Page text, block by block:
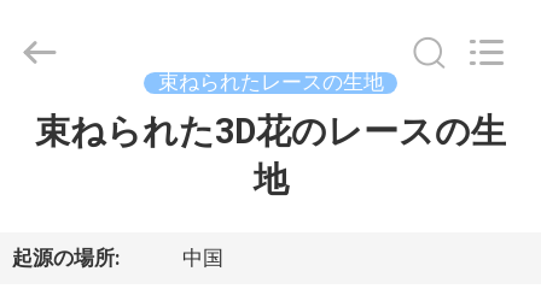
Copyright
Guangzhou
Reserved.
束ねられたレースの生地
束ねられた3D花のレースの生
地
起源の場所: 中国